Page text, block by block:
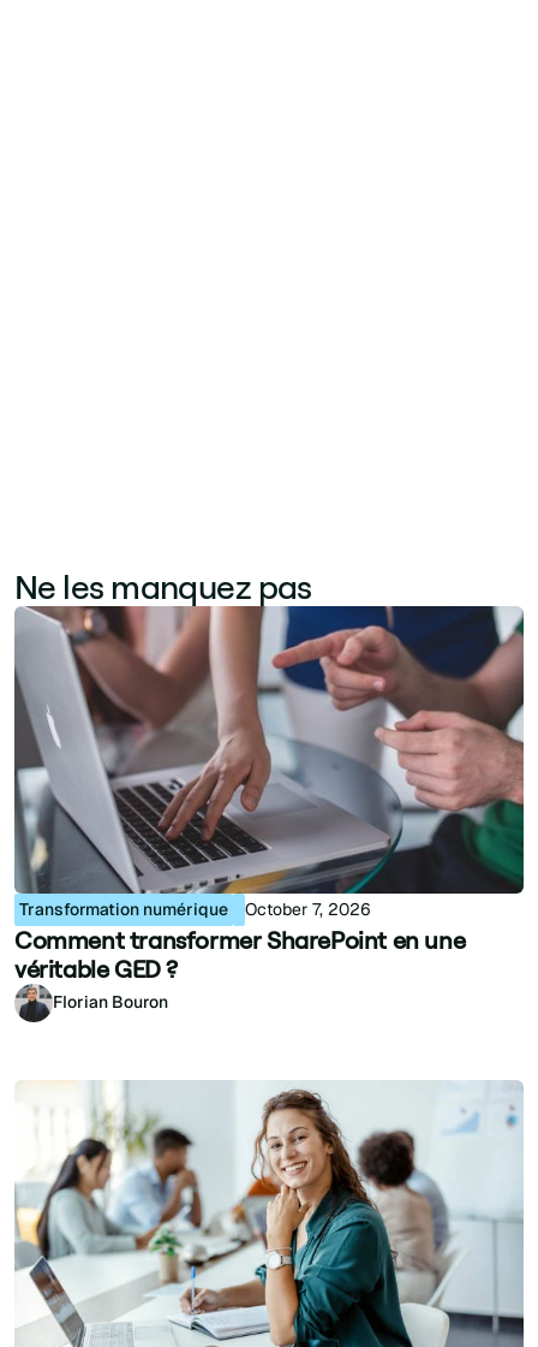
Ne les manquez pas
Transformation numérique October 7, 2026
Comment transformer SharePoint en une
véritable GED ?
Florian Bouron